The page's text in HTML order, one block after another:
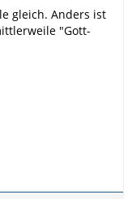
gleich. Anders ist
"Gott-